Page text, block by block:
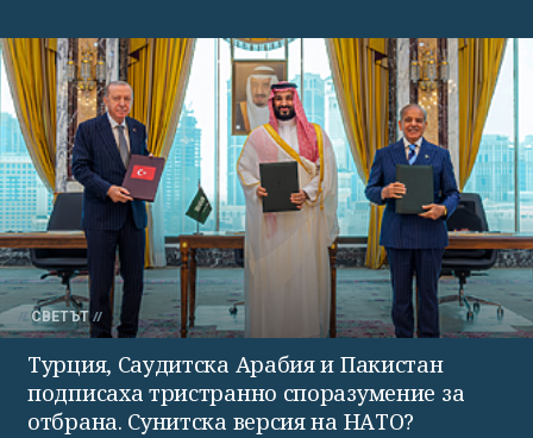
СВЕТЪТ
Турция, Саудитска Арабия и Пакистан
подписаха тристранно споразумение за
отбрана. Сунитска версия на НАТО?